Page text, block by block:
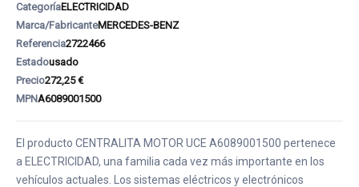
CategoríaELECTRICIDAD
Marca/FabricanteMERCEDES-BENZ
Referencia2722466
Estadousado
Precio272,25 €
MPNA6089001500
El producto CENTRALITA MOTOR UCE A6089001500 pertenece
a ELECTRICIDAD, una familia cada vez más importante en los
vehículos actuales. Los sistemas eléctricos y electrónicos